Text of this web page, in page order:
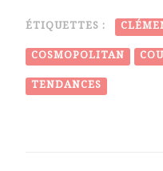
ÉTIQUETTES :
COSMOPOLITAN
TENDANCES